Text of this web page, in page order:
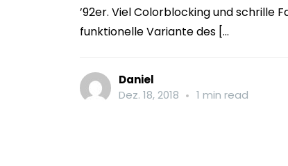
’92er. Viel Colorblocking und schrille
funktionelle Variante des [...
Daniel
Dez. 18, 2018
1 min read